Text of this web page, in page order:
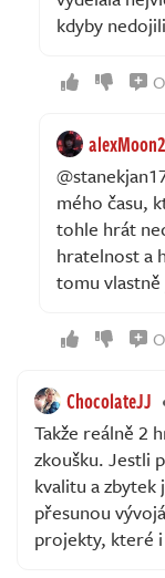
kdyby
mého času,
tohle hrát
hratelnost a
tomu vlastně
ChocolateJJ
Takže reálně 2
zkoušku. Jestli
kvalitu a
přesunou
projekty, které